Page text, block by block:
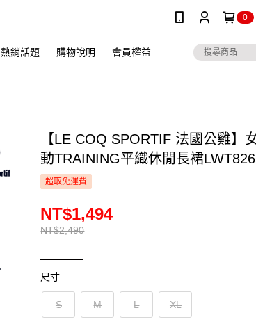
0
熱銷話題 購物說明 會員權益
【LE COQ SPORTIF 法國公雞】
動TRAINING平織休閒長裙
超取免運費
NT$2,490
NT$1,494
尺寸
S M L XL